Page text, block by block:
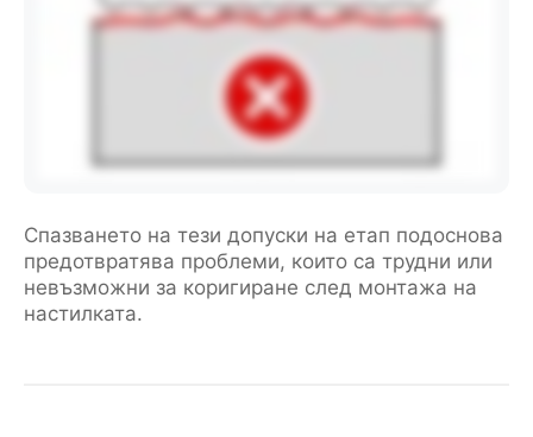
Спазването на тези допуски на етап подоснова
предотвратява проблеми, които са трудни или
невъзможни за коригиране след монтажа на
настилката.